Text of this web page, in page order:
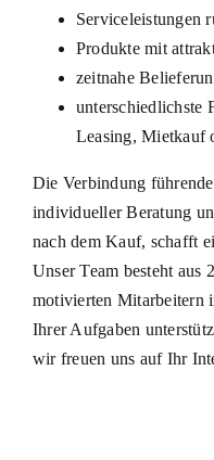
Serviceleistungen
Produkte mit
zeitnahe
unterschiedlichste
Leasing, Mietkauf
Die Verbindung
individueller Beratung
nach dem Kauf, schafft
Unser Team besteht aus
motivierten Mitarbeitern
Ihrer Aufgaben
wir freuen uns auf Ihr